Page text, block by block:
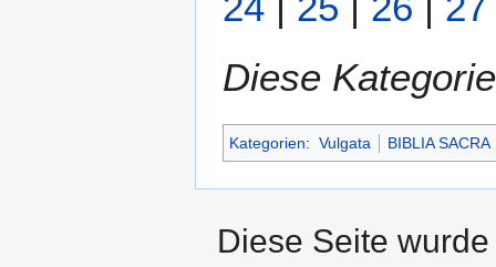
Diese
Kategorien: Vulgata BIBLIA SACRA
Diese Seite